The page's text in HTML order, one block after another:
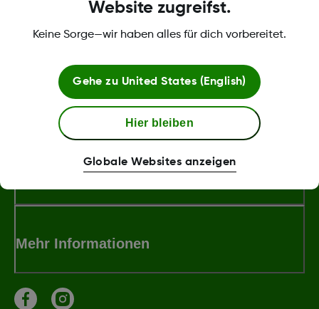
Über Dexcom
Bedingungen und Richtlinien
Mehr Informationen
Website zugreifst.
Keine Sorge—wir haben alles für dich vorbereitet.
Gehe zu United States (English)
Hier bleiben
Globale Websites anzeigen